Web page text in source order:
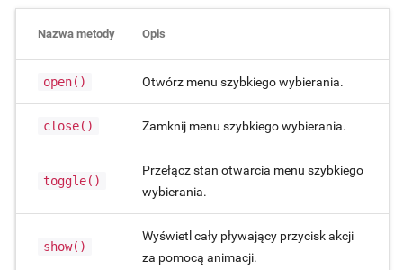
Nazwa metody Opis
open() Otwórz menu szybkiego wybierania.
close() Zamknij menu szybkiego wybierania.
toggle()
Przełącz stan otwarcia menu szybkiego
wybierania.
show()
Wyświetl cały pływający przycisk akcji
za pomocą animacji.